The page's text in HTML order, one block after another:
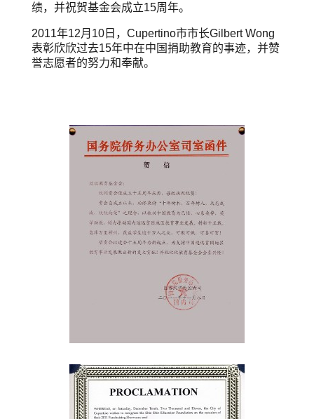
绩，并祝贺基金会成立15周年。
2011年12月10日，Cupertino市市长Gilbert Wong
表彰欣欣过去15年中在中国捐助教育的事迹，并赞
誉志愿者的努力和奉献。